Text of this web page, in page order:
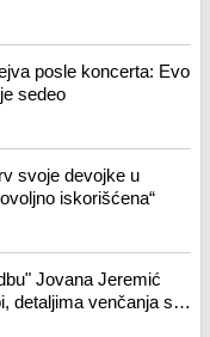
posle koncerta: Evo
sedeo
svoje devojke u
iskorišćena“
Jovana Jeremić
detaljima venčanja sa
u pekaru da